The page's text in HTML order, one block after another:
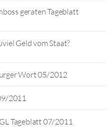
geraten Tageblatt
Geld vom Staat?
Wort 05/2012
2011
Tageblatt 07/2011